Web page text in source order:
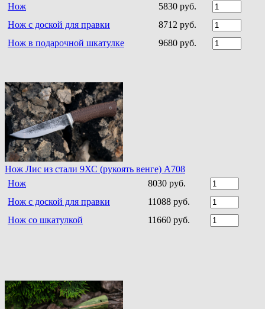
Нож
5830 руб.
Нож с доской для правки
8712 руб.
Нож в подарочной шкатулке
9680 руб.
Нож Лис из стали 9ХС (рукоять венге) A708
Нож
8030 руб.
Нож с доской для правки
11088 руб.
Нож со шкатулкой
11660 руб.